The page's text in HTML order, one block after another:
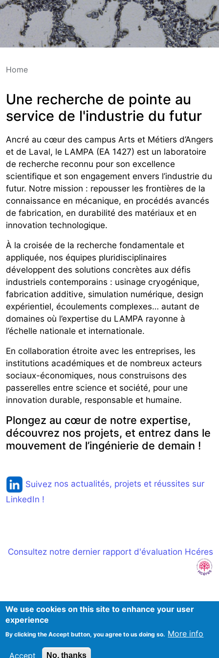
Home
Une recherche de pointe au
service de l'industrie du futur
Ancré au cœur des campus Arts et Métiers d’Angers
et de Laval, le LAMPA (EA 1427) est un laboratoire
de recherche reconnu pour son excellence
scientifique et son engagement envers l’industrie du
futur. Notre mission : repousser les frontières de la
connaissance en mécanique, en procédés avancés
de fabrication, en durabilité des matériaux et en
innovation technologique.
À la croisée de la recherche fondamentale et
appliquée, nos équipes pluridisciplinaires
développent des solutions concrètes aux défis
industriels contemporains : usinage cryogénique,
fabrication additive, simulation numérique, design
expérientiel, écoulements complexes… autant de
domaines où l’expertise du LAMPA rayonne à
l’échelle nationale et internationale.
En collaboration étroite avec les entreprises, les
institutions académiques et de nombreux acteurs
sociaux-économiques, nous construisons des
passerelles entre science et société, pour une
innovation durable, responsable et humaine.
Plongez au cœur de notre expertise,
découvrez nos projets, et entrez dans le
mouvement de l’ingénierie de demain !
Suivez nos actualités, projets et réussites sur
LinkedIn !
Consultez notre dernier rapport d'évaluation Hcéres
Mentions Légales
We use cookies on this site to enhance your user
experience
By clicking the Accept button, you agree to us doing so. More info
Accept No, thanks